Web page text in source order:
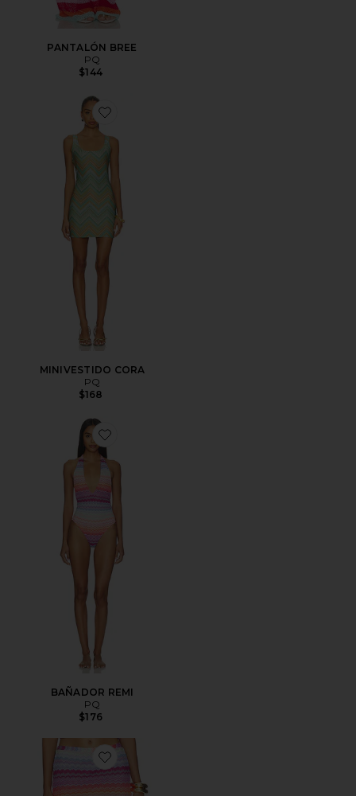
PANTALÓN BREE
PQ
$144
Favorite MINIVESTIDO CORA
MINIVESTIDO CORA
PQ
$168
Favorite BAÑADOR REMI
BAÑADOR REMI
PQ
$176
Favorite MINIFALDA REESE